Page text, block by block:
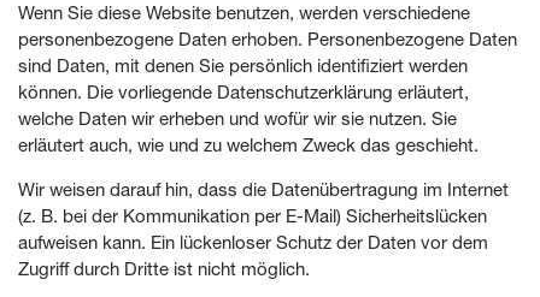
Wenn Sie diese Website benutzen, werden verschiedene
personenbezogene Daten erhoben. Personenbezogene Daten
sind Daten, mit denen Sie persönlich identifiziert werden
können. Die vorliegende Datenschutzerklärung erläutert,
welche Daten wir erheben und wofür wir sie nutzen. Sie
erläutert auch, wie und zu welchem Zweck das geschieht.
Wir weisen darauf hin, dass die Datenübertragung im Internet
(z. B. bei der Kommunikation per E-Mail) Sicherheitslücken
aufweisen kann. Ein lückenloser Schutz der Daten vor dem
Zugriff durch Dritte ist nicht möglich.